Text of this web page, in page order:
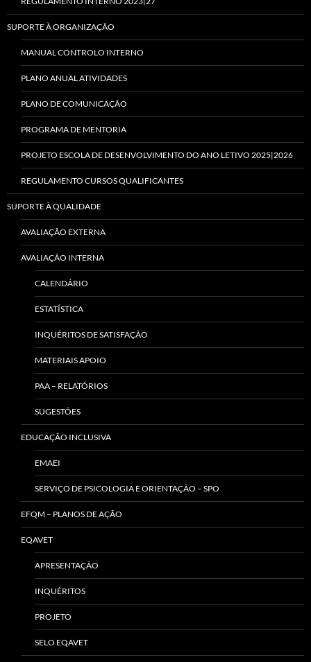
SUPORTE À ORGANIZAÇÃO
MANUAL CONTROLO INTERNO
PLANO ANUAL ATIVIDADES
PLANO DE COMUNICAÇÃO
PROGRAMA DE MENTORIA
PROJETO ESCOLA DE DESENVOLVIMENTO DO ANO LETIVO 2025|2026
REGULAMENTO CURSOS QUALIFICANTES
SUPORTE À QUALIDADE
AVALIAÇÃO EXTERNA
AVALIAÇÃO INTERNA
CALENDÁRIO
ESTATÍSTICA
INQUÉRITOS DE SATISFAÇÃO
MATERIAIS APOIO
PAA – RELATÓRIOS
SUGESTÕES
EDUCAÇÃO INCLUSIVA
EMAEI
SERVIÇO DE PSICOLOGIA E ORIENTAÇÃO – SPO
EFQM – PLANOS DE AÇÃO
EQAVET
APRESENTAÇÃO
INQUÉRITOS
PROJETO
SELO EQAVET